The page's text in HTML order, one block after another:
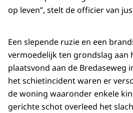
op leven”, stelt de officier van
Een slepende ruzie en een
vermoedelijk ten grondslag aan
plaatsvond aan de Bredaseweg
het schietincident waren er
de woning waaronder enkele
gerichte schot overleed het